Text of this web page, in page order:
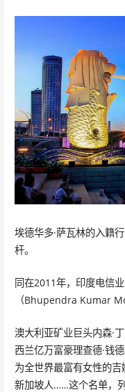
埃德华多·萨瓦林的入籍
杆。
同在2011年，印度电信
（Bhupendra Kumar
澳大利亚矿业巨头内森·
西兰亿万富豪理查德·钱
为全世界最富有女性的
新加坡人……这个名单，